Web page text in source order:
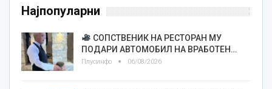
Најпопуларни
СОПСТВЕНИК НА РЕСТОРАН МУ
ПОДАРИ АВТОМОБИЛ НА ВРАБОТЕН…
Плусинфо 06/08/2026